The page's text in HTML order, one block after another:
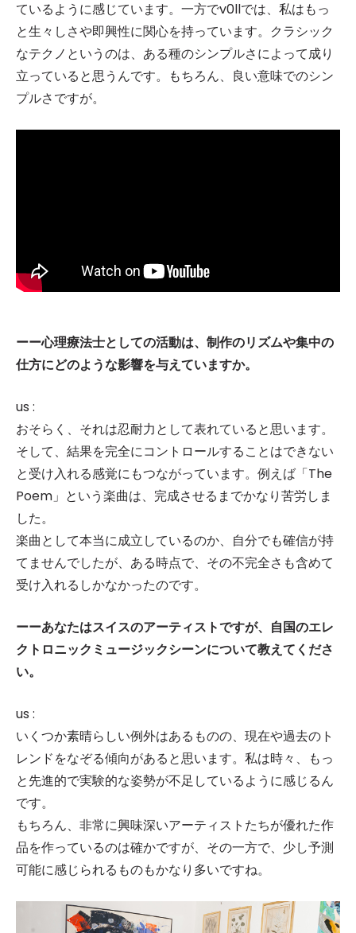
ているように感じています。一方でv0llでは、私はもっ
と生々しさや即興性に関心を持っています。クラシック
なテクノというのは、ある種のシンプルさによって成り
立っていると思うんです。もちろん、良い意味でのシン
プルさですが。
ーー心理療法士としての活動は、制作のリズムや集中の
仕方にどのような影響を与えていますか。
us :
おそらく、それは忍耐力として表れていると思います。
そして、結果を完全にコントロールすることはできない
と受け入れる感覚にもつながっています。例えば「The
Poem」という楽曲は、完成させるまでかなり苦労しま
した。
楽曲として本当に成立しているのか、自分でも確信が持
てませんでしたが、ある時点で、その不完全さも含めて
受け入れるしかなかったのです。
ーーあなたはスイスのアーティストですが、自国のエレ
クトロニックミュージックシーンについて教えてくださ
い。
us :
いくつか素晴らしい例外はあるものの、現在や過去のト
レンドをなぞる傾向があると思います。私は時々、もっ
と先進的で実験的な姿勢が不足しているように感じるん
です。
もちろん、非常に興味深いアーティストたちが優れた作
品を作っているのは確かですが、その一方で、少し予測
可能に感じられるものもかなり多いですね。